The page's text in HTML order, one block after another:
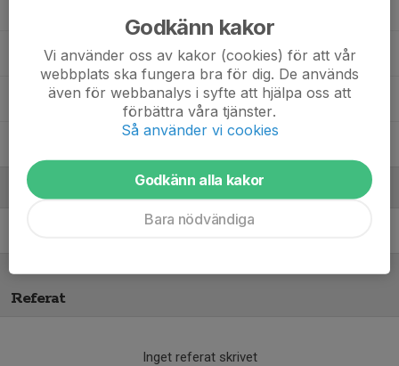
Signe Alm
Siri Svernström
Ledare
Referat
Inget referat skrivet
Godkänn kakor
Vi använder oss av kakor (cookies) för att vår
webbplats ska fungera bra för dig. De används
även för webbanalys i syfte att hjälpa oss att
förbättra våra tjänster.
Så använder vi cookies
Godkänn alla kakor
Bara nödvändiga